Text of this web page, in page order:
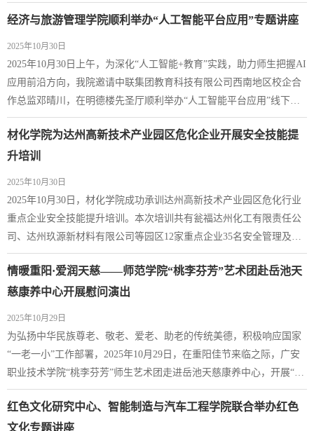
智伟主持会议，对外交流与合作处副处长彭丽、学院副院长张浩及双
方相关专业教师代表参会。会上，郭智伟首先致欢迎辞，简要介绍学
校发展历程与办学特色，为交流活动拉开序幕。随后，双方围绕校企
合作、国际化办学、社会服务三大核心议...
经济与旅游管理学院顺利举办“人工智能平台应用”专题讲座
2025年10月30日
2025年10月30日上午，为深化“人工智能+教育”实践，助力师生把握AI
应用前沿方向，我院邀请中联集团教育科技有限公司西南地区校企合
作总监邓晴川，在明德楼先圣厅顺利举办“人工智能平台应用”线下专
题讲座。邓晴川结合企业实践与行业洞察，围绕三大核心内容展开分
享：一是解读当前企业级AI应用的宏观趋势，剖析落地过程中的核心
挑战；二是结合学院“智能+教学、智能+专业”升级需求，分享AI时代
材化学院为达州高新技术产业园区危化企业开展安全技能提
升培训
2025年10月30日
2025年10月30日，材化学院成功承训达州高新技术产业园区危化行业
重点企业安全技能提升培训。本次培训共有瓮福达州化工有限责任公
司、达州玖源新材料有限公司等园区12家重点企业35名安全管理及作
业人员参加。为紧密对接企业实际需求，本次培训设置了安全生产法
规理论、危化工艺虚拟仿真操作及安全技能实训三大模块。学员们通
过理论知识学习，以及胺基化、合成氨等重点工艺仿真训练和实操训
情暖重阳·爱润天慈——师范学院“桃李芬芳”艺术团赴岳池天
慈康养中心开展慰问演出
2025年10月29日
为弘扬中华民族尊老、敬老、爱老、助老的传统美德，积极响应国家
“一老一小”工作部署，2025年10月29日，在重阳佳节来临之际，广安
职业技术学院“桃李芬芳”师生艺术团走进岳池天慈康养中心，开展“情
暖重阳，爱润天慈”主题慰问演出活动。本次活动由师范学院学生科教
师肖念、邓思佳带队，“桃李芬芳”艺术团学生积极参与，以实际行动
为长者们送去节日的问候与温暖的陪伴。演出在温馨融洽的氛围中拉
红色文化研究中心、智能制造与汽车工程学院联合举办红色
文化专题讲座